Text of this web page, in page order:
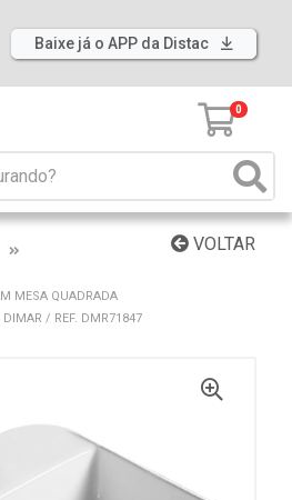
Baixe já o APP da Distac
0
VOLTAR
MESA QUADRADA
DIMAR / REF. DMR71847